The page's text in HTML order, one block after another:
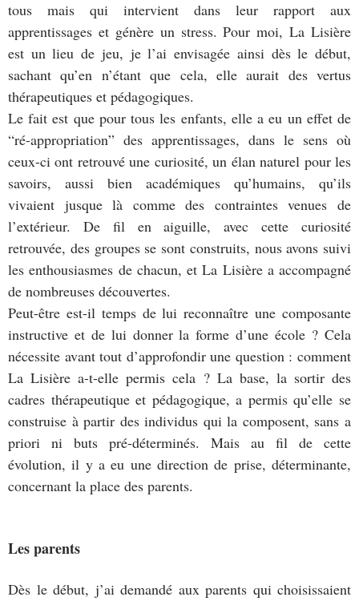
tous mais qui intervient dans leur rapport aux
apprentissages et génère un stress. Pour moi, La Lisière
est un lieu de jeu, je l’ai envisagée ainsi dès le début,
sachant qu’en n’étant que cela, elle aurait des vertus
thérapeutiques et pédagogiques.
Le fait est que pour tous les enfants, elle a eu un effet de
“ré-appropriation” des apprentissages, dans le sens où
ceux-ci ont retrouvé une curiosité, un élan naturel pour les
savoirs, aussi bien académiques qu’humains, qu’ils
vivaient jusque là comme des contraintes venues de
l’extérieur. De fil en aiguille, avec cette curiosité
retrouvée, des groupes se sont construits, nous avons suivi
les enthousiasmes de chacun, et La Lisière a accompagné
de nombreuses découvertes.
Peut-être est-il temps de lui reconnaître une composante
instructive et de lui donner la forme d’une école ? Cela
nécessite avant tout d’approfondir une question : comment
La Lisière a-t-elle permis cela ? La base, la sortir des
cadres thérapeutique et pédagogique, a permis qu’elle se
construise à partir des individus qui la composent, sans a
priori ni buts pré-déterminés. Mais au fil de cette
évolution, il y a eu une direction de prise, déterminante,
concernant la place des parents.
Les parents
Dès le début, j’ai demandé aux parents qui choisissaient